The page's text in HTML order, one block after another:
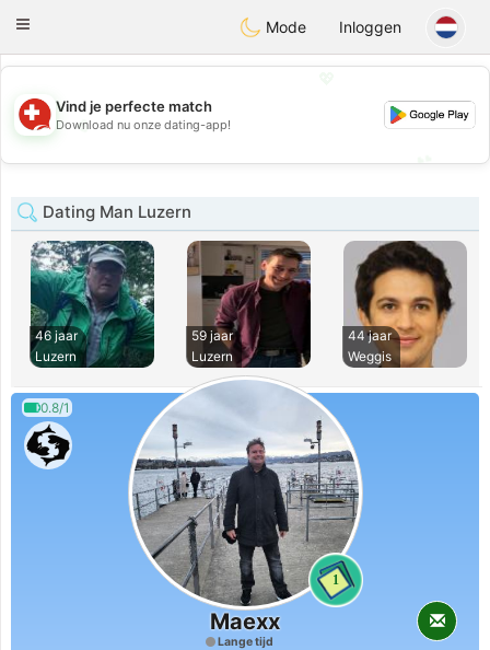
Suissi
Toggle
Mode Inloggen
💖
💕
Vind je perfecte match
Download nu onze dating-app!
Dating Man Luzern
46 jaar
Luzern
59 jaar
Luzern
44 jaar
Weggis
0.8/1
1
Maexx
Lange tijd